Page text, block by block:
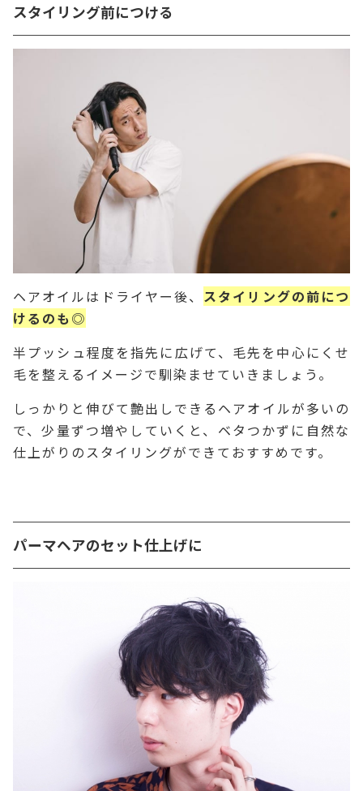
スタイリング前につける
ヘアオイルはドライヤー後、 スタイリングの前につ
けるのも◎
半プッシュ程度を指先に広げて、毛先を中心にくせ
毛を整えるイメージで馴染ませていきましょう。
しっかりと伸びて艶出しできるヘアオイルが多いの
で、少量ずつ増やしていくと、ベタつかずに自然な
仕上がりのスタイリングができておすすめです。
パーマヘアのセット仕上げに